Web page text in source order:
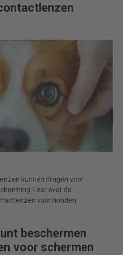
kunnen dragen voor
Leer over de
voor honden.
beschermen
voor schermen